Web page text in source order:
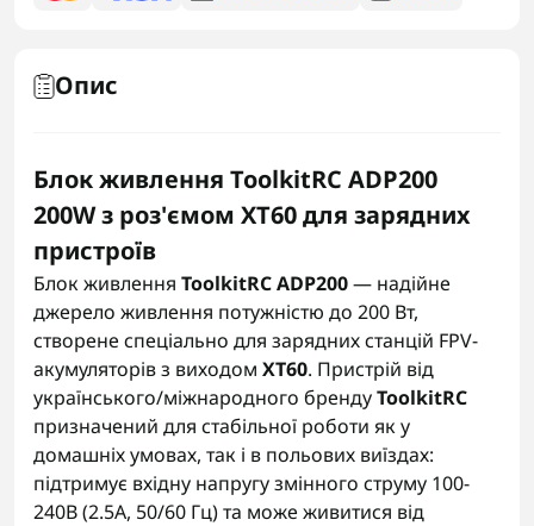
Опис
Блок живлення ToolkitRC ADP200
200W з роз'ємом XT60 для зарядних
пристроїв
Блок живлення ToolkitRC ADP200— надійне
джерело живлення потужністю до 200 Вт,
створене спеціально для зарядних станцій FPV-
акумуляторів з виходом XT60. Пристрій від
українського/міжнародного брендуToolkitRC
призначений для стабільної роботи як у
домашніх умовах, так і в польових виїздах:
підтримує вхідну напругу змінного струму 100-
240В (2.5А, 50/60 Гц) та може живитися від